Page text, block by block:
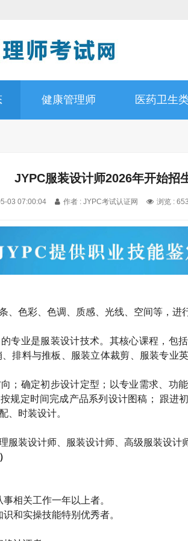
健康管理师 医药卫生
JYPC服装设计师2026年开始招
03 07:00:04 作者 : JYPC考试认证网 浏览 :
、色彩、色调、质感、光线、空间等，进
专业是服装设计技术。其核心课程，包
、排料与推板、服装立体裁剪、服装专业
；确定初步设计定型；以专业需求、功
规定时间完成产品系列设计图稿； 跟进
、时装设计。
服装设计师、服装设计师、高级服装设计
相关工作一年以上者。
和实操技能特别优秀者。